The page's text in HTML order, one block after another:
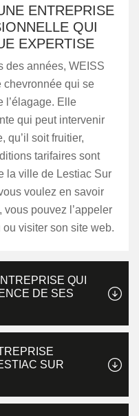
ENTREPRISE
QUI
EXPERTISE
des années, WEISS
chevronnée qui se
l’élagage. Elle
qui peut intervenir
qu’il soit fruitier,
tarifaires sont
la ville de Lestiac Sur
voulez en savoir
pouvez l’appeler
visiter son site web.
QUI
DE SES
SUR